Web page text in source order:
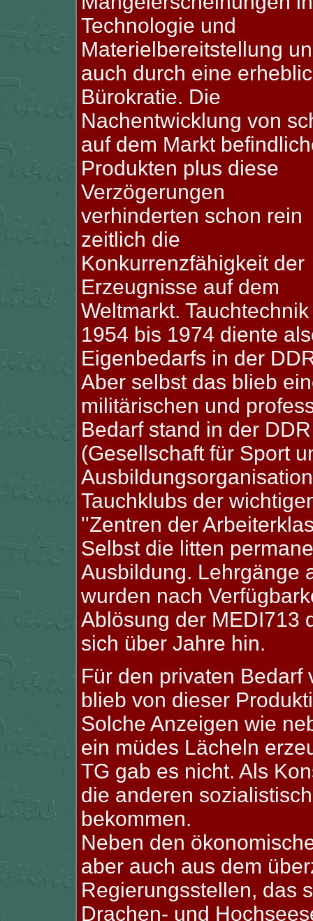
Technologie und
Materielbereitstellung
auch durch eine
Bürokratie. Die
Nachentwicklung von
auf dem Markt
Produkten plus diese
Verzögerungen
verhinderten schon rein
zeitlich die
Konkurrenzfähigkeit der
Erzeugnisse auf dem
Weltmarkt.
1954 bis 1974 diente
Eigenbedarfs in der
Aber selbst das blieb
militärischen und
Bedarf stand in der
(Gesellschaft für Sport
Tauchklubs der
''Zentren der
Selbst die litten
Ausbildung. Lehrgänge
wurden nach
Ablösung der MEDI713
sich über Jahre hin.
Für den privaten Bedarf
blieb von dieser
Solche Anzeigen wie
ein müdes Lächeln
TG gab es nicht. Als
die anderen
bekommen.
Neben den
aber auch aus dem
Regierungsstellen, das
Drachen- und